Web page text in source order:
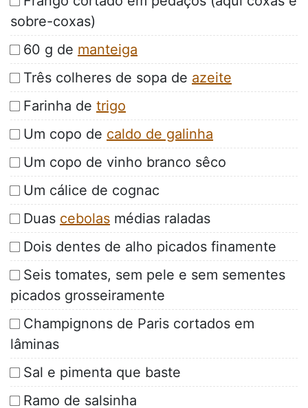
sobre-coxas)
60 g de manteiga
Três colheres de sopa de azeite
Farinha de trigo
Um copo de caldo de galinha
Um copo de vinho branco sêco
Um cálice de cognac
Duas cebolas médias raladas
Dois dentes de alho picados finamente
Seis tomates, sem pele e sem sementes
picados grosseiramente
Champignons de Paris cortados em
lâminas
Sal e pimenta que baste
Ramo de salsinha